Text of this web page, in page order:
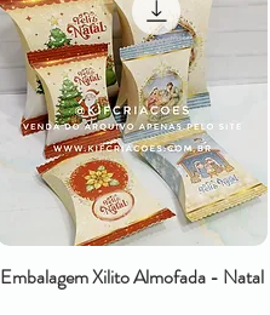
Embalagem Xilito Almofada - Natal